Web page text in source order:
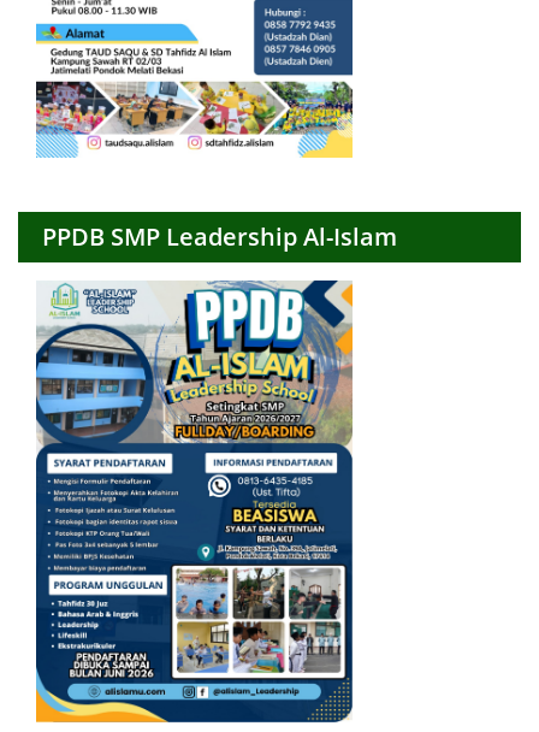
PPDB SMP Leadership Al-Islam